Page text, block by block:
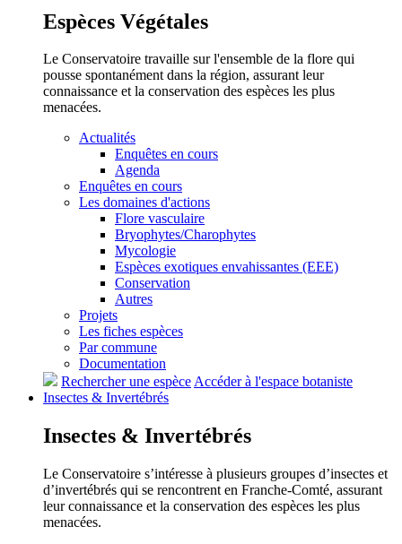
Espèces Végétales
Le Conservatoire travaille sur l'ensemble de la flore qui
pousse spontanément dans la région, assurant leur
connaissance et la conservation des espèces les plus
menacées.
Actualités
Enquêtes en cours
Agenda
Enquêtes en cours
Les domaines d'actions
Flore vasculaire
Bryophytes/Charophytes
Mycologie
Espèces exotiques envahissantes (EEE)
Conservation
Autres
Projets
Les fiches espèces
Par commune
Documentation
Rechercher une espèceAccéder à l'espace botaniste
Insectes & Invertébrés
Insectes & Invertébrés
Le Conservatoire s’intéresse à plusieurs groupes d’insectes et
d’invertébrés qui se rencontrent en Franche-Comté, assurant
leur connaissance et la conservation des espèces les plus
menacées.